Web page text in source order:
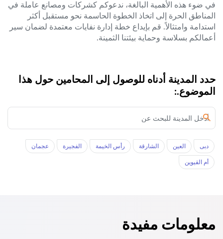
في ضوء هذه الأهمية البالغة، ندعوكم كشركات ومصانع عاملة في
المناطق الحرة إلى اتخاذ الخطوة الحاسمة نحو مستقبل أكثر
استدامة وامتثالاً. قم بإيداع خطة إدارة نفايات معتمدة لضمان سير
أعمالكم بسلاسة وحماية بيئتنا الثمينة.
حدد المدينة أدناه للوصول إلى المحامين حول هذا
الموضوع.:
دبى العين الشارقة رأس الخيمة الفجيرة عجمان
أم القيوين
معلومات مفيدة